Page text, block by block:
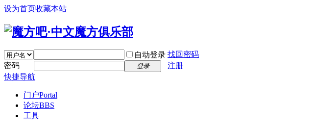
设为首页收藏本站
自动登录 找回密码
密码
登录
注册
快捷导航
门户Portal
论坛BBS
工具